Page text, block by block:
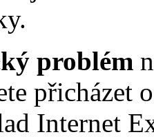
problém
přicházet
Internet